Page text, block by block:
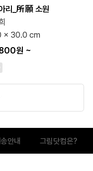
리_所願 소원
x 30.0 cm
원 ~
안내 그림닷컴은?